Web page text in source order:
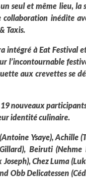
seul et même lieu,
inédite
Taxis.
intégré à Eat
l’incontournable
aux crevettes se
nouveaux
identité culinaire.
Ysaye), Achille
Beiruti
Chez Luma
Obb Delicatessen